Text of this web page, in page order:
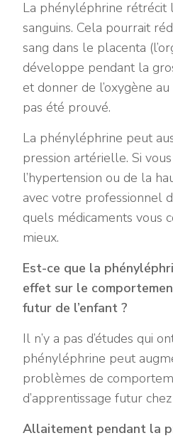
La phényléphrine rétrécit
sanguins. Cela pourrait
sang dans le placenta
développe pendant la
et donner de l’oxygène au
pas été prouvé.
La phényléphrine peut
pression artérielle. Si
l’hypertension ou de la
avec votre professionnel
quels médicaments vous
mieux.
Est-ce que la
effet sur le
futur de l’enfant ?
Il n’y a pas d’études qui
phényléphrine peut
problèmes de
d’apprentissage futur chez
Allaitement pendant la